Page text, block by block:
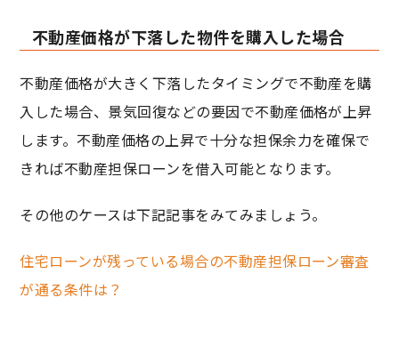
不動産価格が下落した物件を購入した場合
不動産価格が大きく下落したタイミングで不動産を購
入した場合、景気回復などの要因で不動産価格が上昇
します。不動産価格の上昇で十分な担保余力を確保で
きれば不動産担保ローンを借入可能となります。
その他のケースは下記記事をみてみましょう。
住宅ローンが残っている場合の不動産担保ローン審査
が通る条件は？